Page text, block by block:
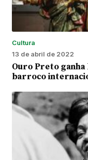
Cultura
13 de abril de 2022
Ouro Preto ganha
barroco